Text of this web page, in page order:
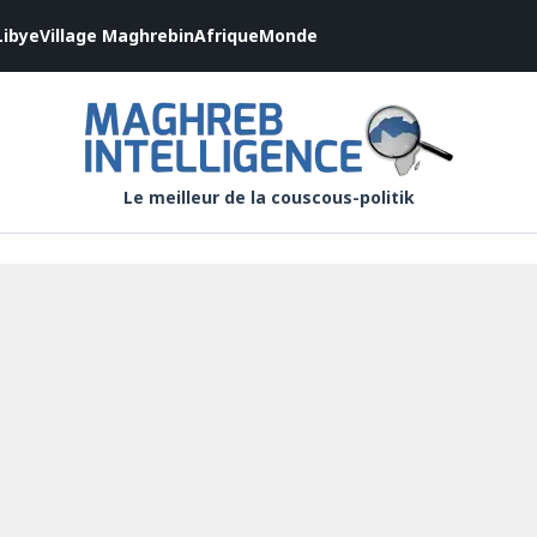
Village MaghrebinAfriqueMonde
Le meilleur de la couscous-politik